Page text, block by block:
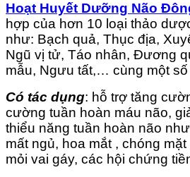
Hoạt Huyết Dưỡng Não
hợp của hơn 10 loại thảo
như: Bạch quả, Thục địa,
Ngũ vị tử, Táo nhân, Đương
mẫu, Ngưu tất,… cùng một
Có tác dụng: hỗ trợ tăng
cường tuần hoàn máu não,
thiểu năng tuần hoàn não
mất ngủ, hoa mắt , chóng
mỏi vai gáy, các hội chứng